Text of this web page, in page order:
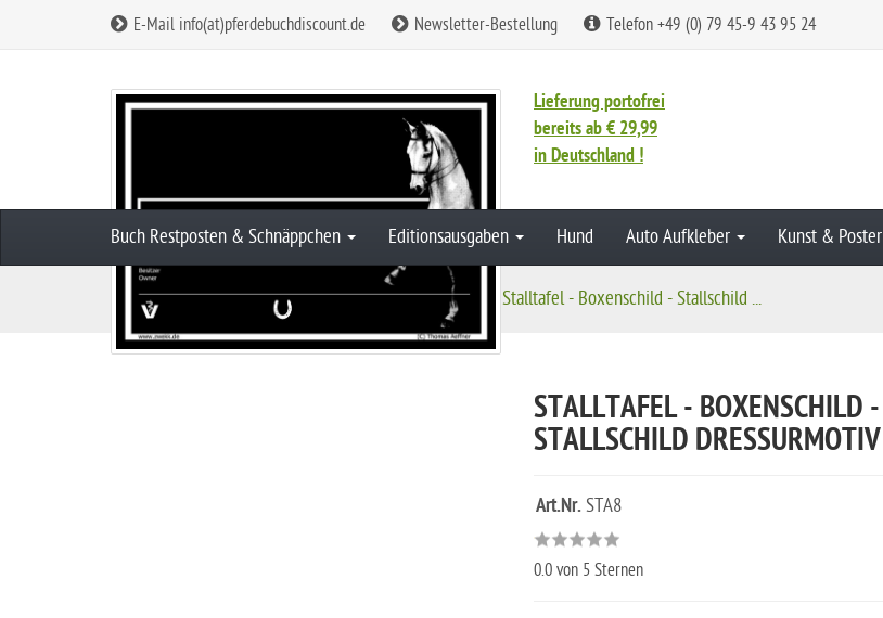
E-Mail info(at)pferdebuchdiscount.de Newsletter-Bestellung Telefon +49 (0) 79 45-9 43 95 24
Lieferung portofrei
bereits ab € 29,99
in Deutschland !
Buch Restposten & Schnäppchen Editionsausgaben Hund Auto Aufkleber Kunst & Poster
S
t
a
Rund um Pferd & Reiter Boxenschilder Stalltafel - Boxenschild - Stallschild ...
STALLTAFEL - BOXENSCHILD -
STALLSCHILD DRESSURMOTIV
Art.Nr.STA8
0.0 von 5 Sternen